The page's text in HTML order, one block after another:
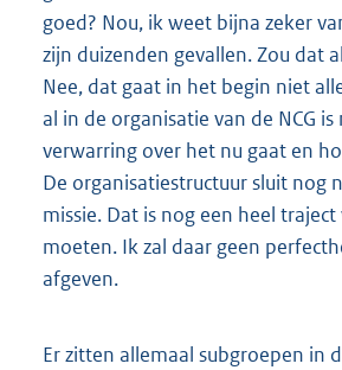
goed? Nou, ik weet bijna zeker
zijn duizenden gevallen. Zou dat
Nee, dat gaat in het begin niet
al in de organisatie van de NCG is
verwarring over het nu gaat en
De organisatiestructuur sluit nog
missie. Dat is nog een heel
moeten. Ik zal daar geen
afgeven.
Er zitten allemaal subgroepen in